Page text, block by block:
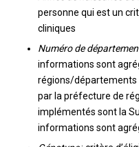
personne qui est un
cliniques
Numéro de
informations sont
régions/départements
par la préfecture de
implémentés sont la
informations sont